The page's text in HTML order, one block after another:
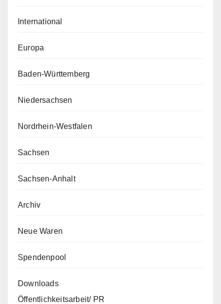
International
Europa
Baden-Württemberg
Niedersachsen
Nordrhein-Westfalen
Sachsen
Sachsen-Anhalt
Archiv
Neue Waren
Spendenpool
Downloads
Öffentlichkeitsarbeit/ PR